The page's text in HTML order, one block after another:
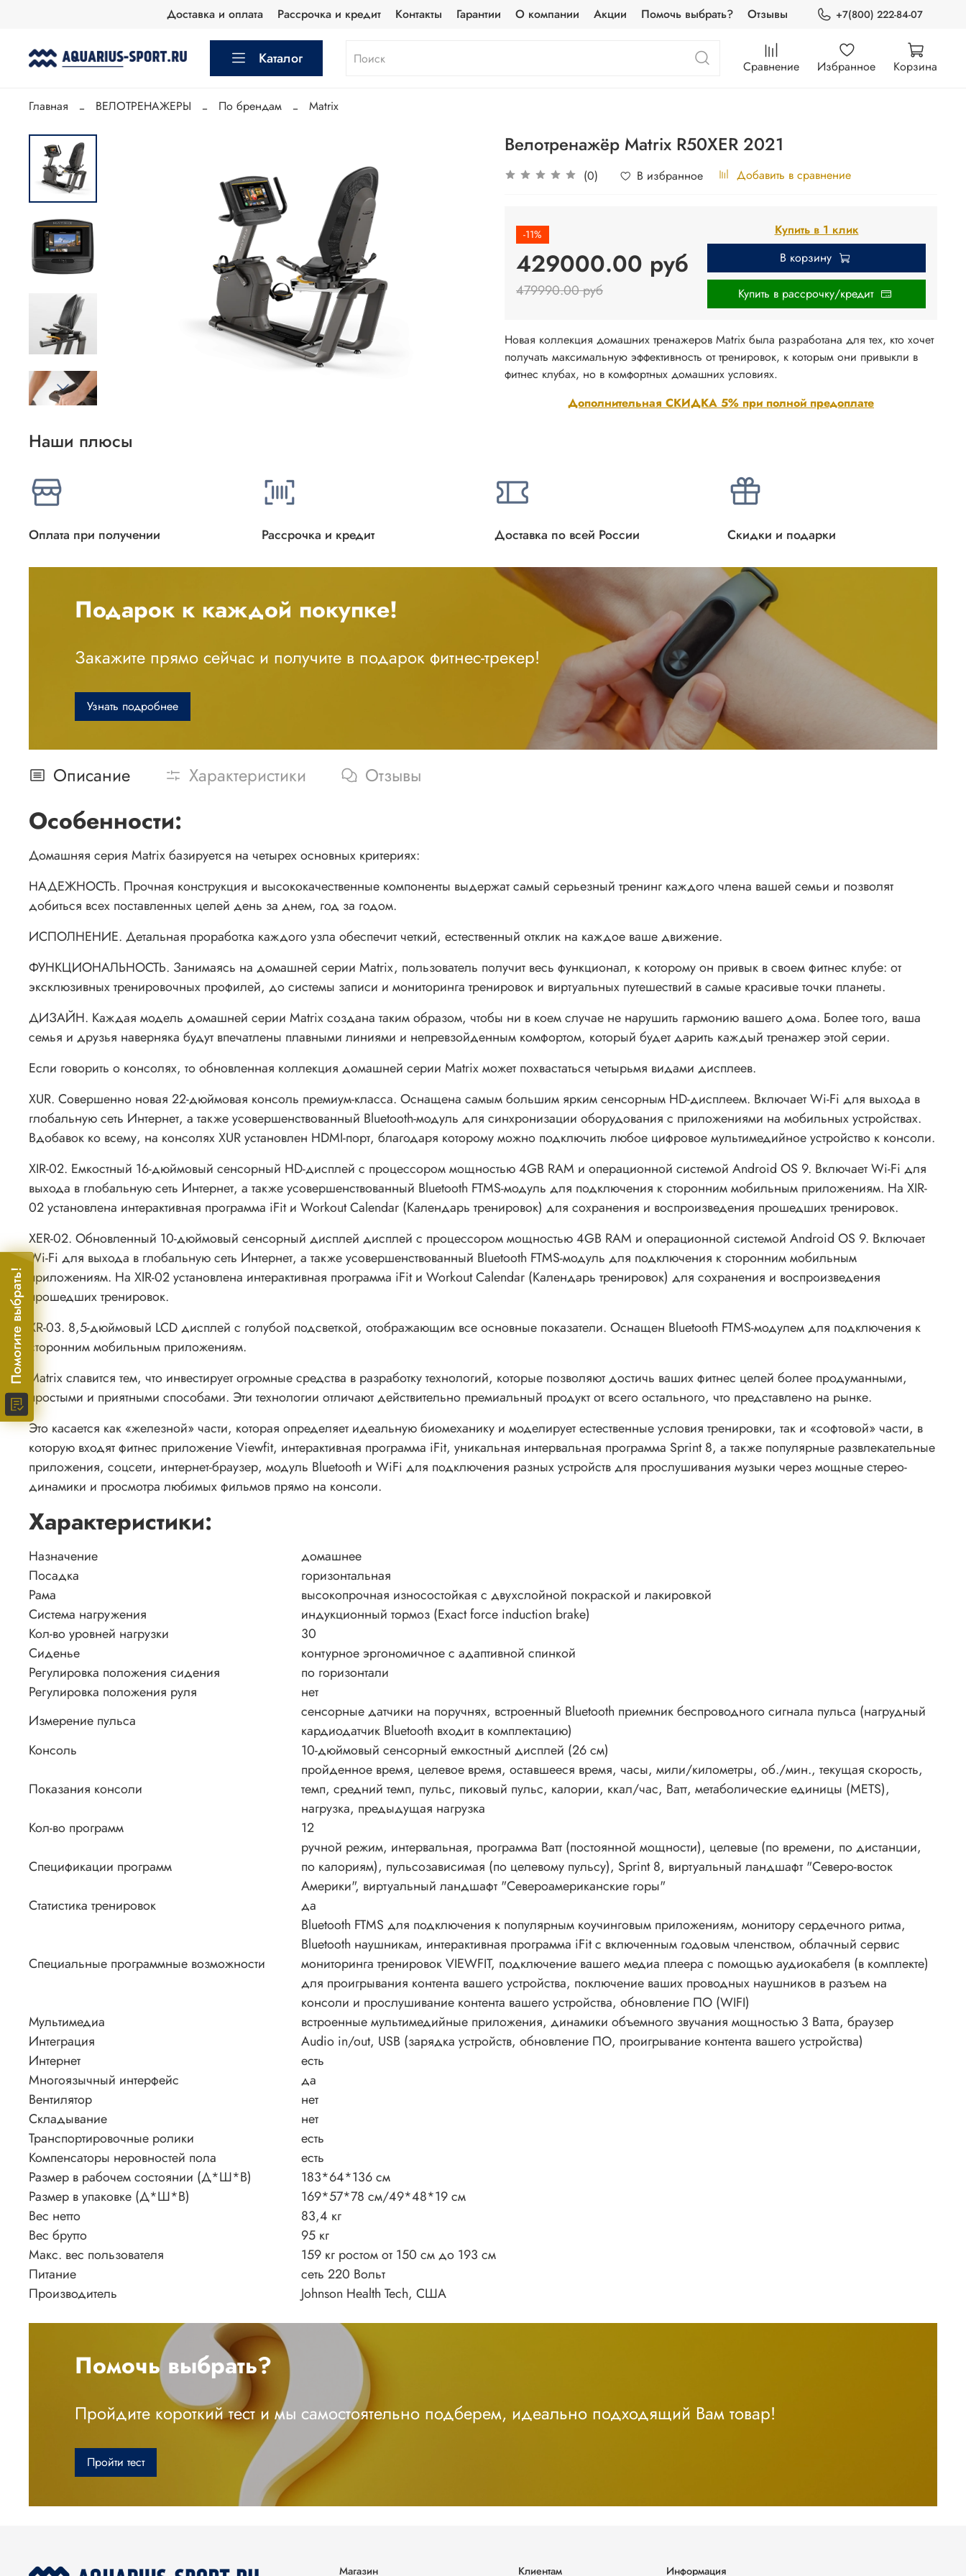
Помогите выбрать!
Доставка и оплата Рассрочка и кредит Контакты Гарантии О компании Акции Помочь выбрать? Отзывы +7(800) 222-84-07
Каталог Сравнение Избранное Корзина
Главная ВЕЛОТРЕНАЖЕРЫ По брендам Matrix
Велотренажёр Matrix R50XER 2021
(0) В избранное Добавить в сравнение
-11%
429000.00 руб
479990.00 руб
Купить в 1 клик
В корзину
Купить в рассрочку/кредит
Дополнительная СКИДКА 5% при полной предоплате
Новая коллекция домашних тренажеров Matrix была разработана для тех, кто хочет
получать максимальную эффективность от тренировок, к которым они привыкли в
фитнес клубах, но в комфортных домашних условиях.
Наши плюсы
Оплата при получении Рассрочка и кредит Доставка по всей России Скидки и подарки
Подарок к каждой покупке!
Закажите прямо сейчас и получите в подарок фитнес-трекер!
Узнать подробнее
Описание Характеристики Отзывы
Особенности:
Домашняя серия Matrix базируется на четырех основных критериях:
НАДЕЖНОСТЬ. Прочная конструкция и высококачественные компоненты выдержат самый серьезный тренинг каждого члена вашей семьи и позволят
добиться всех поставленных целей день за днем, год за годом.
ИСПОЛНЕНИЕ. Детальная проработка каждого узла обеспечит четкий, естественный отклик на каждое ваше движение.
ФУНКЦИОНАЛЬНОСТЬ. Занимаясь на домашней серии Matrix, пользователь получит весь функционал, к которому он привык в своем фитнес клубе: от
эксклюзивных тренировочных профилей, до системы записи и мониторинга тренировок и виртуальных путешествий в самые красивые точки планеты.
ДИЗАЙН. Каждая модель домашней серии Matrix создана таким образом, чтобы ни в коем случае не нарушить гармонию вашего дома. Более того, ваша
семья и друзья наверняка будут впечатлены плавными линиями и непревзойденным комфортом, который будет дарить каждый тренажер этой серии.
Если говорить о консолях, то обновленная коллекция домашней серии Matrix может похвастаться четырьмя видами дисплеев.
XUR. Совершенно новая 22-дюймовая консоль премиум-класса. Оснащена самым большим ярким сенсорным HD-дисплеем. Включает Wi-Fi для выхода в
глобальную сеть Интернет, а также усовершенствованный Bluetooth-модуль для синхронизации оборудования с приложениями на мобильных устройствах.
Вдобавок ко всему, на консолях XUR установлен HDMI-порт, благодаря которому можно подключить любое цифровое мультимедийное устройство к консоли.
XIR-02. Емкостный 16-дюймовый сенсорный HD-дисплей с процессором мощностью 4GB RAM и операционной системой Android OS 9. Включает Wi-Fi для
выхода в глобальную сеть Интернет, а также усовершенствованный Bluetooth FTMS-модуль для подключения к сторонним мобильным приложениям. На XIR-
02 установлена интерактивная программа iFit и Workout Calendar (Календарь тренировок) для сохранения и воспроизведения прошедших тренировок.
XER-02. Обновленный 10-дюймовый сенсорный дисплей дисплей с процессором мощностью 4GB RAM и операционной системой Android OS 9. Включает
Wi-Fi для выхода в глобальную сеть Интернет, а также усовершенствованный Bluetooth FTMS-модуль для подключения к сторонним мобильным
приложениям. На XIR-02 установлена интерактивная программа iFit и Workout Calendar (Календарь тренировок) для сохранения и воспроизведения
прошедших тренировок.
XR-03. 8,5-дюймовый LCD дисплей с голубой подсветкой, отображающим все основные показатели. Оснащен Bluetooth FTMS-модулем для подключения к
сторонним мобильным приложениям.
Matrix славится тем, что инвестирует огромные средства в разработку технологий, которые позволяют достичь ваших фитнес целей более продуманными,
простыми и приятными способами. Эти технологии отличают действительно премиальный продукт от всего остального, что представлено на рынке.
Это касается как «железной» части, которая определяет идеальную биомеханику и моделирует естественные условия тренировки, так и «софтовой» части, в
которую входят фитнес приложение Viewfit, интерактивная программа iFit, уникальная интервальная программа Sprint 8, а также популярные развлекательные
приложения, соцсети, интернет-браузер, модуль Bluetooth и WiFi для подключения разных устройств для прослушивания музыки через мощные стерео-
динамики и просмотра любимых фильмов прямо на консоли.
Характеристики:
Назначение
домашнее
Посадка
горизонтальная
Рама
высокопрочная износостойкая с двухслойной покраской и лакировкой
Система нагружения
индукционный тормоз (Exact force induction brake)
Кол-во уровней нагрузки
30
Сиденье
контурное эргономичное с адаптивной спинкой
Регулировка положения сидения
по горизонтали
Регулировка положения руля
нет
Измерение пульса
сенсорные датчики на поручнях, встроенный Bluetooth приемник беспроводного сигнала пульса (нагрудный
кардиодатчик Bluetooth входит в комплектацию)
Консоль
10-дюймовый сенсорный емкостный дисплей (26 см)
Показания консоли
пройденное время, целевое время, оставшееся время, часы, мили/километры, об./мин., текущая скорость,
темп, средний темп, пульс, пиковый пульс, калории, ккал/час, Ватт, метаболические единицы (METS),
нагрузка, предыдущая нагрузка
Кол-во программ
12
Спецификации программ
ручной режим, интервальная, программа Ватт (постоянной мощности), целевые (по времени, по дистанции,
по калориям), пульсозависимая (по целевому пульсу), Sprint 8, виртуальный ландшафт "Северо-восток
Америки", виртуальный ландшафт "Североамериканские горы"
Статистика тренировок
да
Специальные программные возможности
Bluetooth FTMS для подключения к популярным коучинговым приложениям, монитору сердечного ритма,
Bluetooth наушникам, интерактивная программа iFit с включенным годовым членством, облачный сервис
мониторинга тренировок VIEWFIT, подключение вашего медиа плеера с помощью аудиокабеля (в комплекте)
для проигрывания контента вашего устройства, поключение ваших проводных наушников в разъем на
консоли и прослушивание контента вашего устройства, обновление ПО (WIFI)
Мультимедиа
встроенные мультимедийные приложения, динамики объемного звучания мощностью 3 Ватта, браузер
Интеграция
Audio in/out, USB (зарядка устройств, обновление ПО, проигрывание контента вашего устройства)
Интернет
есть
Многоязычный интерфейс
да
Вентилятор
нет
Складывание
нет
Транспортировочные ролики
есть
Компенсаторы неровностей пола
есть
Размер в рабочем состоянии (Д*Ш*В)
183*64*136 см
Размер в упаковке (Д*Ш*В)
169*57*78 см/49*48*19 см
Вес нетто
83,4 кг
Вес брутто
95 кг
Макс. вес пользователя
159 кг ростом от 150 см до 193 см
Питание
сеть 220 Вольт
Производитель
Johnson Health Tech, США
Помочь выбрать?
Пройдите короткий тест и мы самостоятельно подберем, идеально подходящий Вам товар!
Пройти тест
Магазин Клиентам Информация